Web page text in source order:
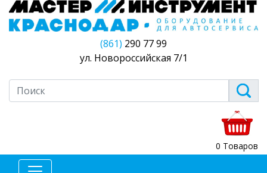
(861) 290 77 99
ул. Новороссийская 7/1
0 Товаров